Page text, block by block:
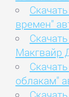
времен"
Макгвайр
облакам"